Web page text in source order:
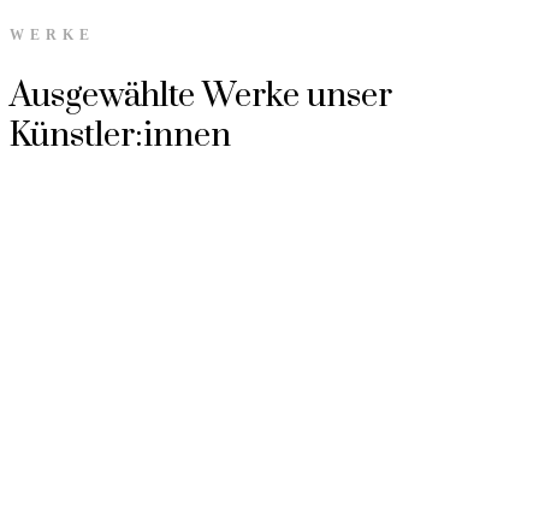
WERKE
Ausgewählte Werke unser
Künstler:innen